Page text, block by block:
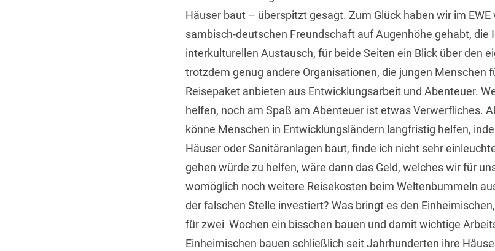
Häuser baut – überspitzt gesagt. Zum Glück haben wir im
sambisch-deutschen Freundschaft auf Augenhöhe gehabt, die
interkulturellen Austausch, für beide Seiten ein Blick über den
trotzdem genug andere Organisationen, die jungen Menschen
Reisepaket anbieten aus Entwicklungsarbeit und Abenteuer.
helfen, noch am Spaß am Abenteuer ist etwas Verwerfliches.
könne Menschen in Entwicklungsländern langfristig helfen,
Häuser oder Sanitäranlagen baut, finde ich nicht sehr
gehen würde zu helfen, wäre dann das Geld, welches wir für
womöglich noch weitere Reisekosten beim Weltenbummeln
der falschen Stelle investiert? Was bringt es den
für zwei Wochen ein bisschen bauen und damit wichtige
Einheimischen bauen schließlich seit Jahrhunderten ihre